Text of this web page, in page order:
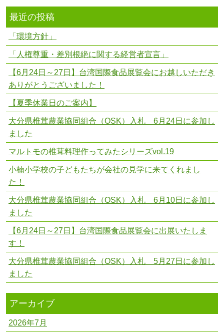
最近の投稿
「環境方針」
「人権尊重・差別根絶に関する経営者宣言」
【6月24日～27日】台湾国際食品展覧会にお越しいただき
ありがとうございました！
【夏季休業日のご案内】
大分県椎茸農業協同組合（OSK）入札 6月24日に参加し
ました
マルトモの椎茸料理作ってみたシリーズvol.19
小楠小学校の子どもたちが会社の見学に来てくれまし
た！
大分県椎茸農業協同組合（OSK）入札 6月10日に参加し
ました
【6月24日～27日】台湾国際食品展覧会に出展いたしま
す！
大分県椎茸農業協同組合（OSK）入札 5月27日に参加し
ました
アーカイブ
2026年7月